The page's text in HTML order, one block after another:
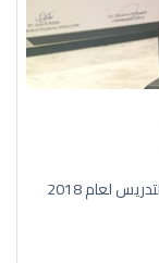
لعام 2018